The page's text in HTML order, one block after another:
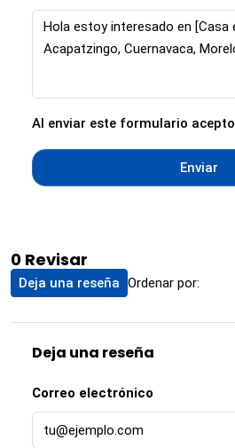
Al enviar este formulario acepto
Enviar
0 Revisar
Ordenar por:
Deja una reseña
Deja una reseña
Correo electrónico